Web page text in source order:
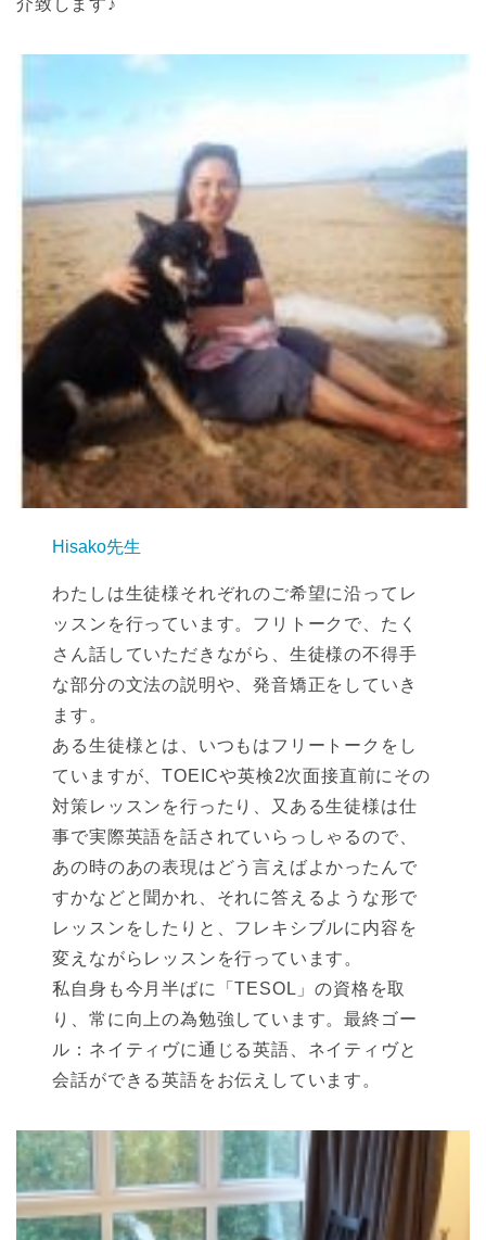
Hisako先生
わたしは生徒様それぞれのご希望に沿ってレ
ッスンを行っています。フリトークで、たく
さん話していただきながら、生徒様の不得手
な部分の文法の説明や、発音矯正をしていき
ます。
ある生徒様とは、いつもはフリートークをし
ていますが、TOEICや英検2次面接直前にその
対策レッスンを行ったり、又ある生徒様は仕
事で実際英語を話されていらっしゃるので、
あの時のあの表現はどう言えばよかったんで
すかなどと聞かれ、それに答えるような形で
レッスンをしたりと、フレキシブルに内容を
変えながらレッスンを行っています。
私自身も今月半ばに「TESOL」の資格を取
り、常に向上の為勉強しています。最終ゴー
ル：ネイティヴに通じる英語、ネイティヴと
会話ができる英語をお伝えしています。